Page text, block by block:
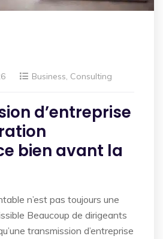
Business, Consulting
d’entreprise
bien avant la
n’est pas toujours une
Beaucoup de dirigeants
transmission d’entreprise